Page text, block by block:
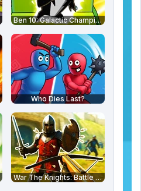
Ben 10: Galactic Champions
Who Dies Last?
War The Knights: Battle Arena